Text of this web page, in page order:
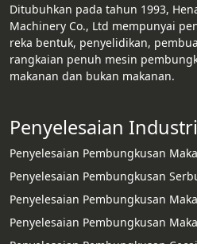
Ditubuhkan pada tahun 1993,
Machinery Co., Ltd mempunyai
reka bentuk, penyelidikan,
rangkaian penuh mesin
makanan dan bukan makanan.
Penyelesaian Industri
Penyelesaian Pembungkusan
Penyelesaian Pembungkusan
Penyelesaian Pembungkusan
Penyelesaian Pembungkusan